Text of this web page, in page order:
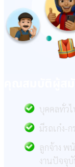
บุคคลทั่ว
มีรถเก๋ง-
ลูกจ้าง พ
งานปัจจุ